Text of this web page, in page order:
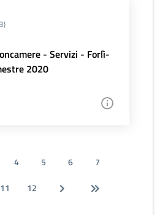
- Servizi - Forlì-
2020
4 5 6
7
11 12